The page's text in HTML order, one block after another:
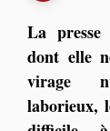
La
dont elle
virage
laborieux,